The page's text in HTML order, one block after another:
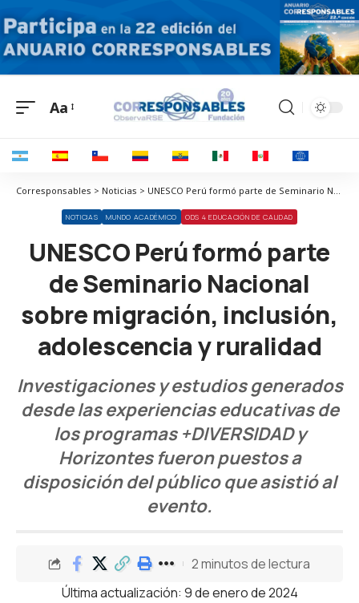
Aa
Corresponsables > Noticias > UNESCO Perú formó parte de Seminario Nacional sobre migración, inclusión, adolescencia y ruralidad
NOTICIAS MUNDO ACADÉMICO ODS 4 EDUCACIÓN DE CALIDAD
UNESCO Perú formó parte
de Seminario Nacional
sobre migración, inclusión,
adolescencia y ruralidad
Investigaciones y estudios generados
desde las experiencias educativas de
los programas +DIVERSIDAD y
Horizontes fueron puestos a
disposición del público que asistió al
evento.
Última actualización: 9 de enero de 2024
2 minutos de lectura